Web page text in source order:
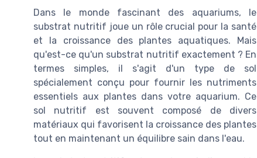
Dans le monde fascinant des aquariums, le
substrat nutritif joue un rôle crucial pour la santé
et la croissance des plantes aquatiques. Mais
qu'est-ce qu'un substrat nutritif exactement ? En
termes simples, il s'agit d'un type de sol
spécialement conçu pour fournir les nutriments
essentiels aux plantes dans votre aquarium. Ce
sol nutritif est souvent composé de divers
matériaux qui favorisent la croissance des plantes
tout en maintenant un équilibre sain dans l'eau.